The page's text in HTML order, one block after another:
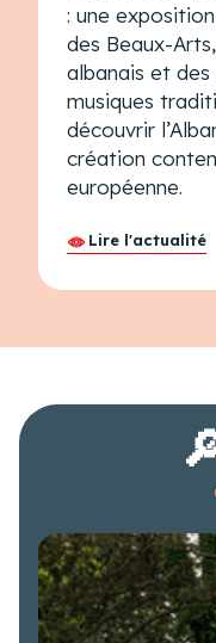
: une
des Beaux-
albanais et
musiques
découvrir
création
européenne.
Lire l'actualité